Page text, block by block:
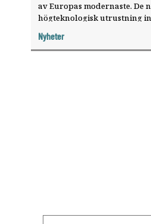
av Europas modernaste. De
högteknologisk utrustning
Nyheter